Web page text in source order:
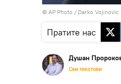
© AP Photo / Darko Vojinovic
Пратите нас
Душан
Сви текстови